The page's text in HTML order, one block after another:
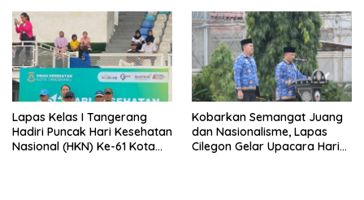
Lapas Kelas I Tangerang
Hadiri Puncak Hari Kesehatan
Nasional (HKN) Ke-61 Kota
Kobarkan Semangat Juang
dan Nasionalisme, Lapas
Cilegon Gelar Upacara Hari